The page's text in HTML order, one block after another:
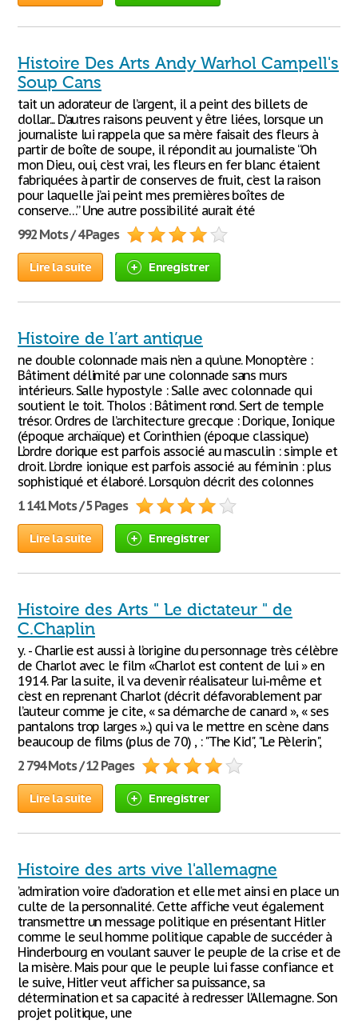
Histoire Des Arts Andy Warhol Campell's
Soup Cans
tait un adorateur de l’argent, il a peint des billets de
dollar... D’autres raisons peuvent y être liées, lorsque un
journaliste lui rappela que sa mère faisait des fleurs à
partir de boîte de soupe, il répondit au journaliste “Oh
mon Dieu, oui, c’est vrai, les fleurs en fer blanc étaient
fabriquées à partir de conserves de fruit, c’est la raison
pour laquelle j’ai peint mes premières boîtes de
conserve…” Une autre possibilité aurait été
992 Mots / 4 Pages
Lire la suite Enregistrer
Histoire de l’art antique
ne double colonnade mais n’en a qu’une. Monoptère :
Bâtiment délimité par une colonnade sans murs
intérieurs. Salle hypostyle : Salle avec colonnade qui
soutient le toit. Tholos : Bâtiment rond. Sert de temple
trésor. Ordres de l’architecture grecque : Dorique, Ionique
(époque archaïque) et Corinthien (époque classique)
L’ordre dorique est parfois associé au masculin : simple et
droit. L’ordre ionique est parfois associé au féminin : plus
sophistiqué et élaboré. Lorsqu’on décrit des colonnes
1 141 Mots / 5 Pages
Lire la suite Enregistrer
Histoire des Arts " Le dictateur " de
C.Chaplin
y. - Charlie est aussi à l’origine du personnage très célèbre
de Charlot avec le film «Charlot est content de lui » en
1914. Par la suite, il va devenir réalisateur lui-même et
c’est en reprenant Charlot (décrit défavorablement par
l’auteur comme je cite, « sa démarche de canard », « ses
pantalons trop larges »..) qui va le mettre en scène dans
beaucoup de films (plus de 70) , : "The Kid", "Le Pèlerin",
2 794 Mots / 12 Pages
Lire la suite Enregistrer
Histoire des arts vive l'allemagne
’admiration voire d’adoration et elle met ainsi en place un
culte de la personnalité. Cette affiche veut également
transmettre un message politique en présentant Hitler
comme le seul homme politique capable de succéder à
Hinderbourg en voulant sauver le peuple de la crise et de
la misère. Mais pour que le peuple lui fasse confiance et
le suive, Hitler veut afficher sa puissance, sa
détermination et sa capacité à redresser l’Allemagne. Son
projet politique, une